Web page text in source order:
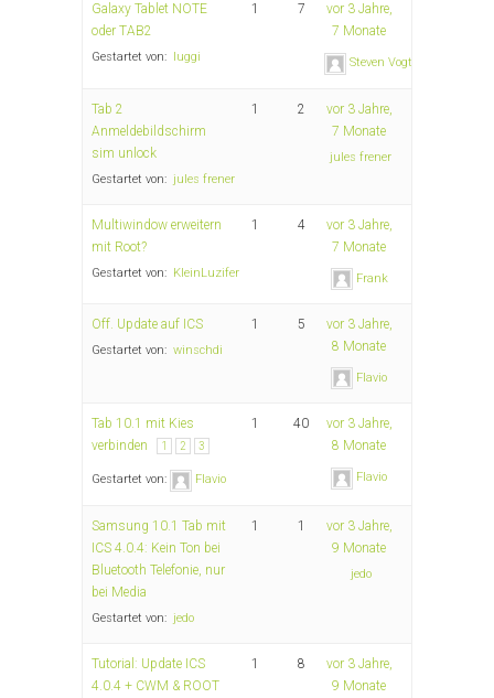
Galaxy Tablet NOTE
oder TAB2
Gestartet von: luggi
1 7
vor 3 Jahre,
7 Monate
Steven Vogt
Tab 2
Anmeldebildschirm
sim unlock
Gestartet von: jules frener
1 2
vor 3 Jahre,
7 Monate
jules frener
Multiwindow erweitern
mit Root?
Gestartet von: KleinLuzifer
1 4
vor 3 Jahre,
7 Monate
Frank
Off. Update auf ICS
Gestartet von: winschdi
1 5
vor 3 Jahre,
8 Monate
Flavio
Tab 10.1 mit Kies
verbinden
1 2 3
Gestartet von: Flavio
1 40
vor 3 Jahre,
8 Monate
Flavio
Samsung 10.1 Tab mit
ICS 4.0.4: Kein Ton bei
Bluetooth Telefonie, nur
bei Media
Gestartet von: jedo
1 1
vor 3 Jahre,
9 Monate
jedo
Tutorial: Update ICS
4.0.4 + CWM & ROOT
1 8
vor 3 Jahre,
9 Monate